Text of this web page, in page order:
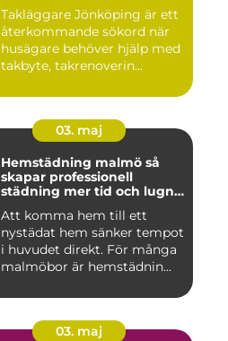
Takläggare Jönköping är ett
återkommande sökord när
husägare behöver hjälp med
takbyte, takrenoverin...
03. maj
Hemstädning malmö så
skapar professionell
städning mer tid och lugn i
Att komma hem till ett
nystädat hem sänker tempot
i huvudet direkt. För många
malmöbor är hemstädnin...
03. maj